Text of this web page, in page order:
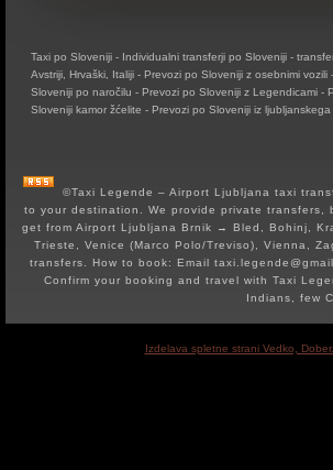
Taxi po Sloveniji - Individualni transferji po Sloveniji -
Avstriji, Hrvaški, Italiji - Prevozi po Sloveniji z osebnimi
Sloveniji po naročilu - Prevozi po Sloveniji z Legendicami -
Sloveniji kamor žćelite - Prevozi po Sloveniji iz
©Taxi Legende – Airport Ljubljana taxi
to your destination. We provide private
get from Airport Ljubljana Brnik → Bled, Bohinj,
Trieste, Venice (Marco Polo/Treviso), Vienna,
transfers. How to book: Email
Confirm your booking and travel with Taxi
Indians, few
Izdelava spletne strani Vedko,